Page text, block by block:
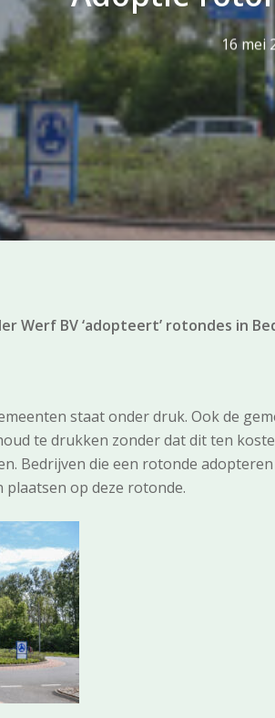
16 mei
Werf BV ‘adopteert’ rotondes in
staat onder druk. Ook de
te drukken zonder dat dit ten
Bedrijven die een rotonde
op deze rotonde.